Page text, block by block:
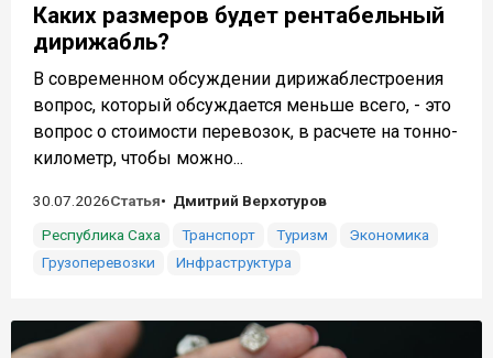
Каких размеров будет рентабельный
дирижабль?
В современном обсуждении дирижаблестроения
вопрос, который обсуждается меньше всего, - это
вопрос о стоимости перевозок, в расчете на тонно-
километр, чтобы можно...
30.07.2026Статья
Дмитрий Верхотуров
Республика Саха
Транспорт Туризм
Экономика
Грузоперевозки
Инфраструктура